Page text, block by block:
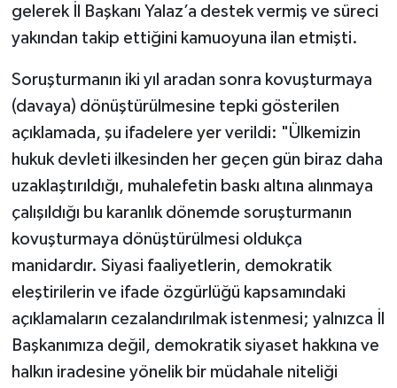
gelerek İl Başkanı Yalaz’a destek vermiş ve süreci
yakından takip ettiğini kamuoyuna ilan etmişti.
Soruşturmanın iki yıl aradan sonra kovuşturmaya
(davaya) dönüştürülmesine tepki gösterilen
açıklamada, şu ifadelere yer verildi: "Ülkemizin
hukuk devleti ilkesinden her geçen gün biraz daha
uzaklaştırıldığı, muhalefetin baskı altına alınmaya
çalışıldığı bu karanlık dönemde soruşturmanın
kovuşturmaya dönüştürülmesi oldukça
manidardır. Siyasi faaliyetlerin, demokratik
eleştirilerin ve ifade özgürlüğü kapsamındaki
açıklamaların cezalandırılmak istenmesi; yalnızca İl
Başkanımıza değil, demokratik siyaset hakkına ve
halkın iradesine yönelik bir müdahale niteliği